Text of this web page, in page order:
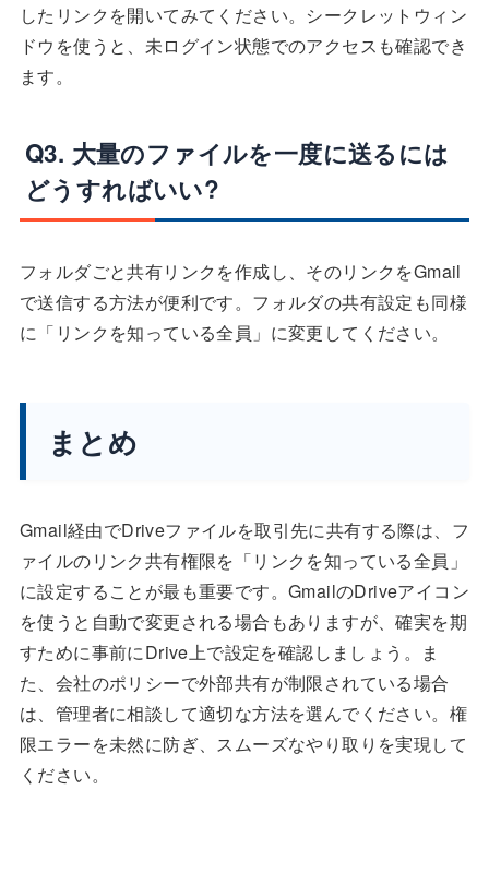
したリンクを開いてみてください。シークレットウィン
ドウを使うと、未ログイン状態でのアクセスも確認でき
ます。
Q3. 大量のファイルを一度に送るには
どうすればいい?
フォルダごと共有リンクを作成し、そのリンクをGmail
で送信する方法が便利です。フォルダの共有設定も同様
に「リンクを知っている全員」に変更してください。
まとめ
Gmail経由でDriveファイルを取引先に共有する際は、フ
ァイルのリンク共有権限を「リンクを知っている全員」
に設定することが最も重要です。GmailのDriveアイコン
を使うと自動で変更される場合もありますが、確実を期
すために事前にDrive上で設定を確認しましょう。ま
た、会社のポリシーで外部共有が制限されている場合
は、管理者に相談して適切な方法を選んでください。権
限エラーを未然に防ぎ、スムーズなやり取りを実現して
ください。